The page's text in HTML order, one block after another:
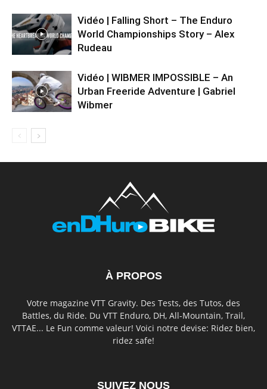
Vidéo | Falling Short – The Enduro
World Championships Story – Alex
Rudeau
Vidéo | WIBMER IMPOSSIBLE – An
Urban Freeride Adventure | Gabriel
Wibmer
À PROPOS
Votre magazine VTT Gravity. Des Tests, des Tutos, des
Battles, du Ride. Du VTT Enduro, DH, All-Mountain, Trail,
VTTAE... Le Fun comme valeur! Voici notre devise: Ridez bien,
ridez safe!
SUIVEZ NOUS